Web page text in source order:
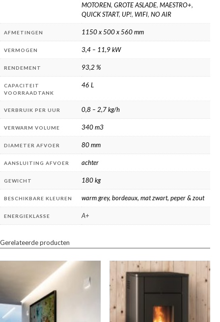
MOTOREN, GROTE ASLADE, MAESTRO+,
QUICK START, UP!, WIFI, NO AIR
AFMETINGEN 1150 x 500 x 560 mm
VERMOGEN 3,4 – 11,9 kW
RENDEMENT 93,2 %
CAPACITEIT
VOORRAADTANK
46 L
VERBRUIK PER UUR 0,8 – 2,7 kg/h
VERWARM VOLUME 340 m3
DIAMETER AFVOER 80 mm
AANSLUITING AFVOER achter
GEWICHT 180 kg
BESCHIKBARE KLEUREN warm grey, bordeaux, mat zwart, peper & zout
ENERGIEKLASSE A+
Gerelateerde producten